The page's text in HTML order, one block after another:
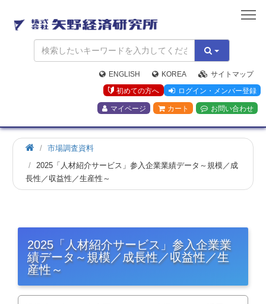
矢
野
経
済
研
究
所
ENGLISH KOREA
サイトマップ
初めての方へ
ログイン・メンバー登録
マイページ カート お問い合わせ
市場調査資料
2025「人材紹介サービス」参入企業業績データ～規模／成
長性／収益性／生産性～
2025「人材紹介サービス」参入企業業
績データ～規模／成長性／収益性／生
産性～